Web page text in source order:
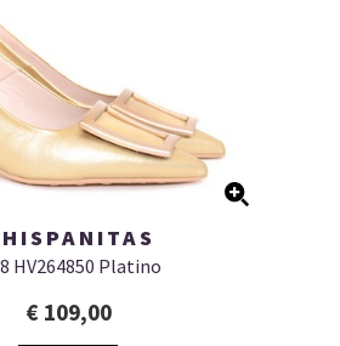
HV264850 Platino
€ 109,00